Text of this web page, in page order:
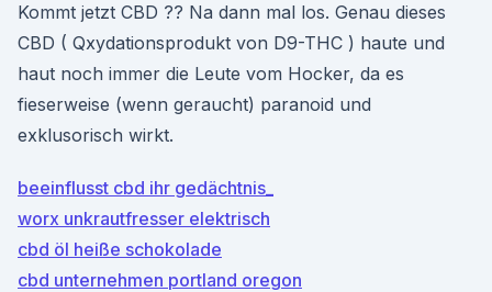
Kommt jetzt CBD ?? Na dann mal los. Genau dieses
CBD ( Qxydationsprodukt von D9-THC ) haute und
haut noch immer die Leute vom Hocker, da es
fieserweise (wenn geraucht) paranoid und
exklusorisch wirkt.
beeinflusst cbd ihr gedächtnis_
worx unkrautfresser elektrisch
cbd öl heiße schokolade
cbd unternehmen portland oregon